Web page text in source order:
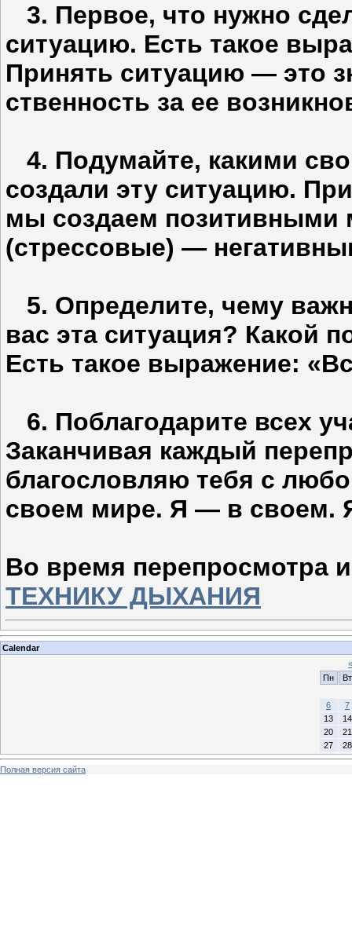
3. Первое, что нужно
ситуацию. Есть такое
Принять ситуацию — это
ственность за ее
4. Подумайте, какими
создали эту ситуацию.
мы создаем позитивными
(стрессовые) —
5. Определите, чему
вас эта ситуация? Какой
Есть такое выражение:
6. Поблагодарите всех
Заканчивая каждый
благословляю тебя с
своем мире. Я — в своем.
Во время перепросмотра
ТЕХНИКУ ДЫХАНИЯ
Calendar
«
Пн
Вт
6
7
13
14
20
21
27
28
Полная версия сайта